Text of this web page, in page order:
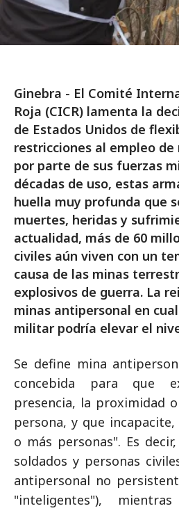
Ginebra - El Comité
Roja (CICR) lamenta la
de Estados Unidos de
restricciones al empleo
por parte de sus fuerzas
décadas de uso, estas
huella muy profunda que
muertes, heridas y
actualidad, más de 60
civiles aún viven con un
causa de las minas
explosivos de guerra. La
minas antipersonal en
militar podría elevar el
Se define mina
concebida para que
presencia, la proximidad
persona, y que
o más personas". Es
soldados y personas
antipersonal no
"inteligentes"),